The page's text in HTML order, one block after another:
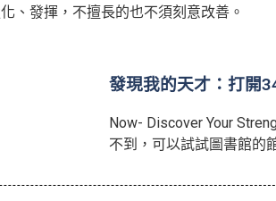
、發揮，不擅長的也不須刻意改善。
發現我的天才：打開
Now- Discover Your
不到，可以試試圖書館的